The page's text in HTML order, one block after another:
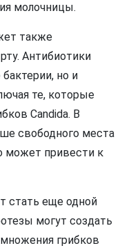
молочницы.
также
Антибиотики
но и
те, которые
Candida. В
свободного места
может привести к
стать еще одной
могут создать
грибков